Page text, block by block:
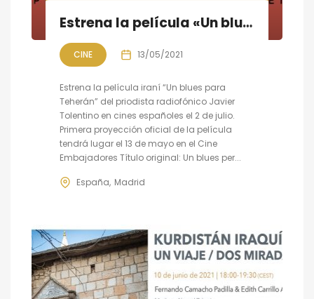
Estrena la película «Un blues para Teherán» de Javier Tolentino
CINE 13/05/2021
Estrena la película iraní “Un blues para
Teherán” del priodista radiofónico Javier
Tolentino en cines españoles el 2 de julio.
Primera proyección oficial de la película
tendrá lugar el 13 de mayo en el Cine
Embajadores Título original: Un blues per...
España Madrid